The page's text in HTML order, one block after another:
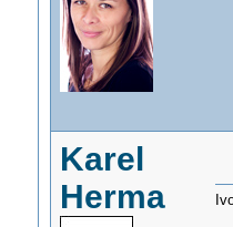
Karel
Herma